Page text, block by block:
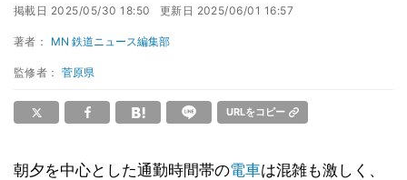
掲載日 2025/05/30 18:50 更新日 2025/06/01 16:57
著者： MN 鉄道ニュース編集部
監修者：菅原県
URLをコピー
朝夕を中心とした通勤時間帯の電車は混雑も激しく、